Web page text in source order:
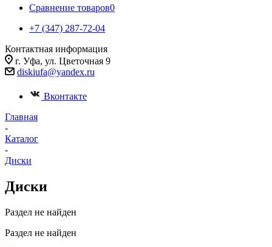
Сравнение товаров0
+7 (347) 287-72-04
Контактная информация
г. Уфа, ул. Цветочная 9
diskiufa@yandex.ru
Вконтакте
Главная
-
Каталог
-
Диски
Диски
Раздел не найден
Раздел не найден